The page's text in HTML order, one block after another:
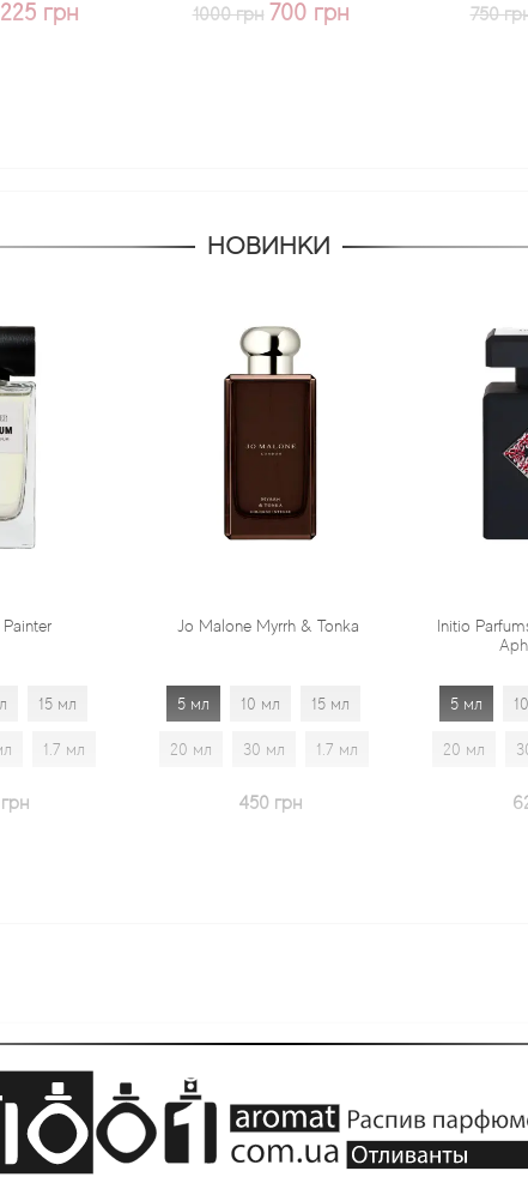
1000 грн 750 грн
НОВИНКИ
Jo Malone Myrrh & Tonka
5 мл 10 мл
мл 30 мл 1.7 мл
Initio Parfums Prives Absolute
5 мл 10 мл
20 мл 30 мл 1.7 мл